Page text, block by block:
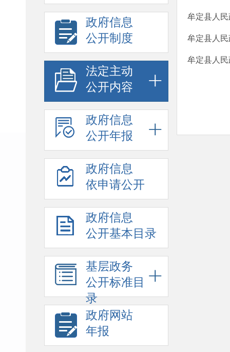
政府信息
公开制度
法定主动
公开内容
政府信息
公开年报
政府信息
依申请公开
政府信息
公开基本目录
基层政务
公开标准目
录
政府网站
年报
牟定县人
牟定县人
牟定县人